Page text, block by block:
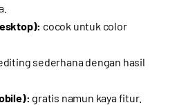
cocok untuk color
sederhana dengan hasil
gratis namun kaya fitur.